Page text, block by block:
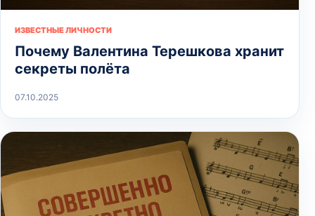
ИЗВЕСТНЫЕ ЛИЧНОСТИ
Почему Валентина Терешкова хранит
секреты полёта
07.10.2025